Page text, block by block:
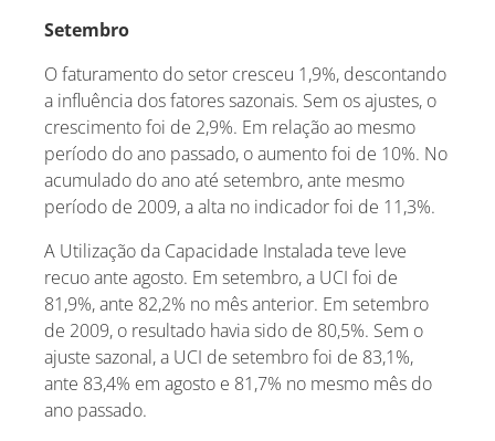
Setembro
O faturamento do setor cresceu 1,9%, descontando
a influência dos fatores sazonais. Sem os ajustes, o
crescimento foi de 2,9%. Em relação ao mesmo
período do ano passado, o aumento foi de 10%. No
acumulado do ano até setembro, ante mesmo
período de 2009, a alta no indicador foi de 11,3%.
A Utilização da Capacidade Instalada teve leve
recuo ante agosto. Em setembro, a UCI foi de
81,9%, ante 82,2% no mês anterior. Em setembro
de 2009, o resultado havia sido de 80,5%. Sem o
ajuste sazonal, a UCI de setembro foi de 83,1%,
ante 83,4% em agosto e 81,7% no mesmo mês do
ano passado.